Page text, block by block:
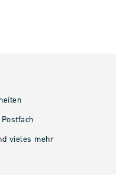
vieles mehr